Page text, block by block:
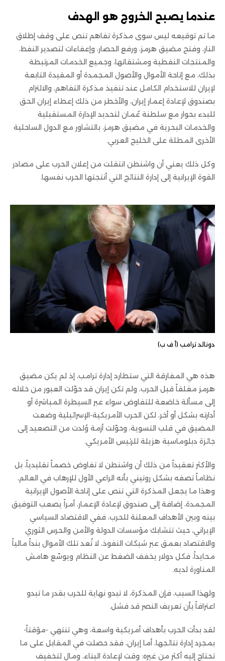
عندما يصبح الخروج هو الهدف
ما تم توقيعه ليس سوى مذكرة تفاهم تنص على وقف إطلاق
النار، وفتح مضيق هرمز، ورفع الحصار، وإعفاءات لتصدير النفط،
والمنتجات النفطية ومشتقاتها، وجميع الخدمات المرتبطة
بذلك، مع إتاحة الأموال والأصول المجمدة أو المقيدة التابعة
لإيران للاستخدام الكامل عند تنفيذ مذكرة التفاهم، والالتزام
بصندوق لإعادة إعمار إيران، والأخطر من ذلك إعطاء إيران الحق
للبدء بحوار مع سلطنة عُمان لتحديد الإدارة المستقبلية
والخدمات البحرية في مضيق هرمز، بالتشاور مع الدول الساحلية
الأخرى المطلة على الخليج العربي.
وكل ذلك يعني أن واشنطن انتقلت من إعلان الحرب على مصادر
القوة الإيرانية إلى إدارة النتائج التي أنتجتها الحرب نفسها.
دونالد ترامب (أ ف ب)
هذه هي المفارقة التي ستطارد إدارة ترامب، إذ لم يكن مضيق
هرمز مغلقاً قبل الحرب، ولم تكن إيران قد حوّلت العبور من خلاله
إلى مسألة خاضعة للتفاوض سواء عبر السيطرة المباشرة أو
أدارته بشكل أو أخر، لكن الحرب الأمريكية-الإسرائيلية وضعت
المضيق في قلب التسوية، وحوّلت أزمة وُلدت من التصعيد إلى
جائزة دبلوماسية هزيلة للرئيس الأمريكي.
والأكثر تعقيداً من ذلك أن واشنطن لا تفاوض خصماً تقليدياً، بل
نظاماً تصفه بشكل روتيني بأنه الراعي الأول للإرهاب في العالم،
وهذا ما يجعل المذكرة التي تنص على إتاحة الأصول الإيرانية
المجمدة، إضافة إلى صندوق لإعادة الإعمار، أمراً يصعب التوفيق
بينه وبين الأهداف المعلنة للحرب، ففي الاقتصاد السياسي
الإيراني، حيث تتشابك مؤسسات الدولة والأمن والحرس الثوري
والاقتصاد بعمق عبر شبكات النفوذ، لا تُعد تلك الأموال بنداً مالياً
محايداً، فكل دولار يخفف الضغط عن النظام ويوسّع هامش
المناورة لديه.
ولهذا السبب، فإن المذكرة، لا تبدو نهاية للحرب بقدر ما تبدو
اعترافاً بأن تعريف النصر قد فشل.
لقد بدأت الحرب بأهداف أمريكية واسعة، وهي تنتهي -مؤقتاً-
بمجرد إدارة نتائجها، أما إيران، فقد حصلت في المقابل على ما
تحتاج إليه أكثر من غيره: وقت لإعادة البناء، ومال لتخفيف